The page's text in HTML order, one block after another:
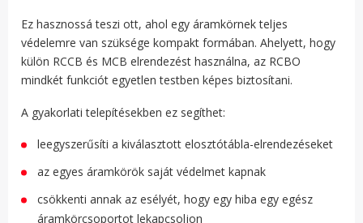
Ez hasznossá teszi ott, ahol egy áramkörnek teljes
védelemre van szüksége kompakt formában. Ahelyett, hogy
külön RCCB és MCB elrendezést használna, az RCBO
mindkét funkciót egyetlen testben képes biztosítani.
A gyakorlati telepítésekben ez segíthet:
leegyszerűsíti a kiválasztott elosztótábla-elrendezéseket
az egyes áramkörök saját védelmet kapnak
csökkenti annak az esélyét, hogy egy hiba egy egész
áramkörcsoportot lekapcsoljon